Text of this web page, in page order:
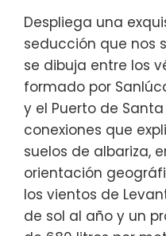
Despliega una
seducción que nos
se dibuja entre los
formado por
y el Puerto de
conexiones que
suelos de albariza,
orientación
los vientos de
de sol al año y un